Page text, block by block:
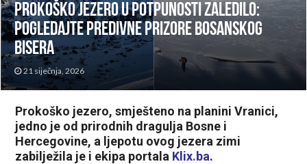
Prokoško jezero u potpunosti zaledilo:
Pogledajte predivne prizore bosanskog
bisera
21 siječnja, 2026
Prokoško jezero, smješteno na planini Vranici,
jedno je od prirodnih dragulja Bosne i
Hercegovine, a ljepotu ovog jezera zimi
zabilježila je i ekipa portala Klix.ba.